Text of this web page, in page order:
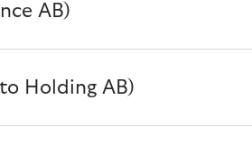
AB)
Holding AB)